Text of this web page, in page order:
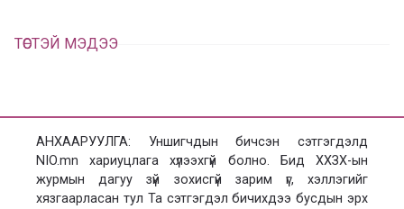
ТӨСТЭЙ МЭДЭЭ
АНХААРУУЛГА: Уншигчдын бичсэн сэтгэгдэлд
NIO.mn хариуцлага хүлээхгүй болно. Бид ХХЗХ-ын
журмын дагуу зүй зохисгүй зарим үг, хэллэгийг
хязгаарласан тул Та сэтгэгдэл бичихдээ бусдын эрх